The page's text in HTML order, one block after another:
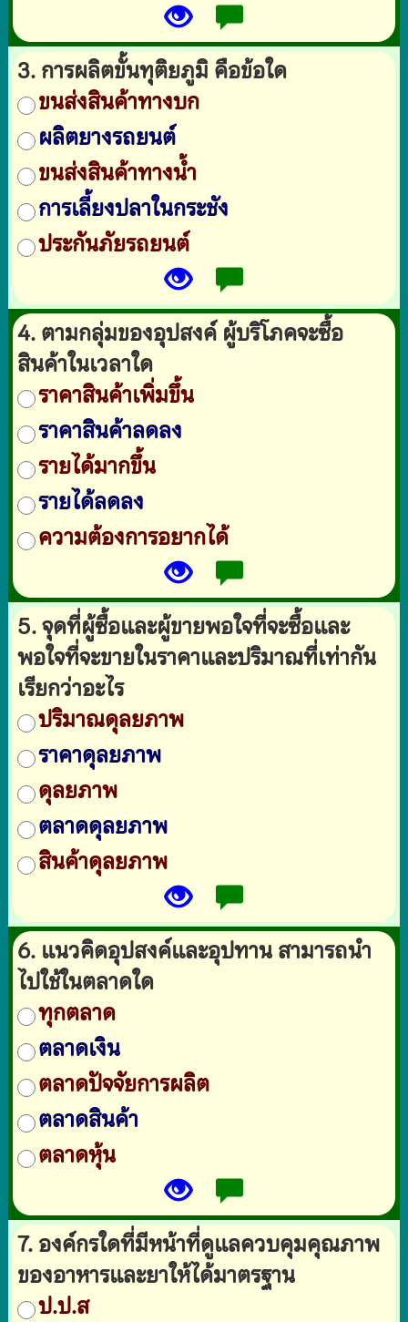
3. การผลิตขั้นทุติยภูมิ คือข้อใด
ขนส่งสินค้าทางบก
ผลิตยางรถยนต์
ขนส่งสินค้าทางน้ำ
การเลี้ยงปลาในกระชัง
ประกันภัยรถยนต์
4. ตามกลุ่มของอุปสงค์ ผู้บริโภคจะซื้อ
สินค้าในเวลาใด
ราคาสินค้าเพิ่มขึ้น
ราคาสินค้าลดลง
รายได้มากขึ้น
รายได้ลดลง
ความต้องการอยากได้
5. จุดที่ผู้ซื้อและผู้ขายพอใจที่จะซื้อและ
พอใจที่จะขายในราคาและปริมาณที่เท่ากัน
เรียกว่าอะไร
ปริมาณดุลยภาพ
ราคาดุลยภาพ
ดุลยภาพ
ตลาดดุลยภาพ
สินค้าดุลยภาพ
6. แนวคิดอุปสงค์และอุปทาน สามารถนำ
ไปใช้ในตลาดใด
ทุกตลาด
ตลาดเงิน
ตลาดปัจจัยการผลิต
ตลาดสินค้า
ตลาดหุ้น
7. องค์กรใดที่มีหน้าที่ดูแลควบคุมคุณภาพ
ของอาหารและยาให้ได้มาตรฐาน
ป.ป.ส